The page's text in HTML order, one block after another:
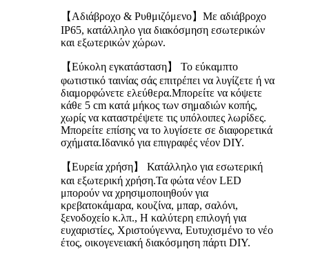
【Αδιάβροχο & Ρυθμιζόμενο】Με αδιάβροχο
IP65, κατάλληλο για διακόσμηση εσωτερικών
και εξωτερικών χώρων.
【Εύκολη εγκατάσταση】 Το εύκαμπτο
φωτιστικό ταινίας σάς επιτρέπει να λυγίζετε ή να
διαμορφώνετε ελεύθερα.Μπορείτε να κόψετε
κάθε 5 cm κατά μήκος των σημαδιών κοπής,
χωρίς να καταστρέψετε τις υπόλοιπες λωρίδες.
Μπορείτε επίσης να το λυγίσετε σε διαφορετικά
σχήματα.Ιδανικό για επιγραφές νέον DIY.
【Ευρεία χρήση】 Κατάλληλο για εσωτερική
και εξωτερική χρήση.Τα φώτα νέον LED
μπορούν να χρησιμοποιηθούν για
κρεβατοκάμαρα, κουζίνα, μπαρ, σαλόνι,
ξενοδοχείο κ.λπ., Η καλύτερη επιλογή για
ευχαριστίες, Χριστούγεννα, Ευτυχισμένο το νέο
έτος, οικογενειακή διακόσμηση πάρτι DIY.